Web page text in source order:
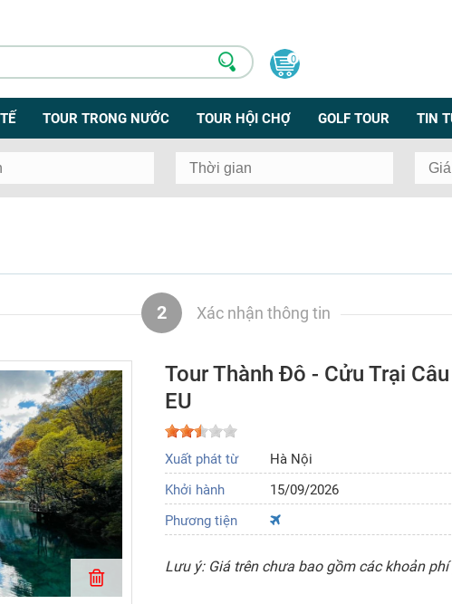
0
TOUR TRONG NƯỚC TOUR HỘI CHỢ GOLF TOUR TIN
2 Xác nhận thông tin
Tour Thành Đô - Cửu Trại
EU
Xuất phát từ Hà Nội
Khởi hành
15/09/2026
Phương tiện
Lưu ý: Giá trên chưa bao gồm các khoản